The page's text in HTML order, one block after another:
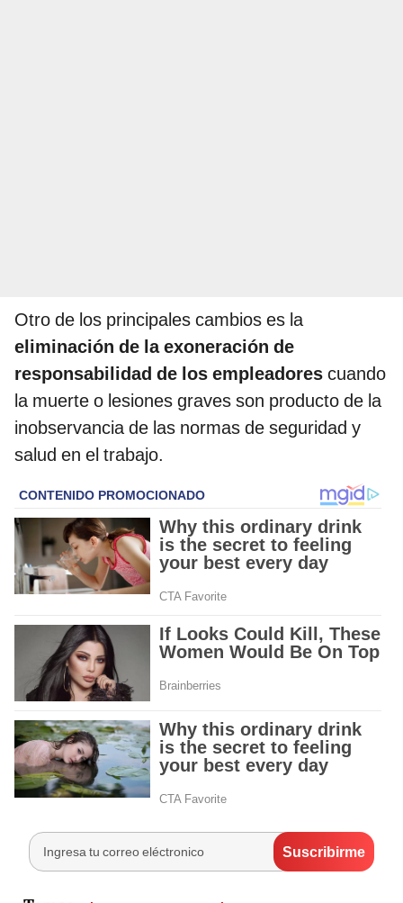
Otro de los principales cambios es la
eliminación de la exoneración de
responsabilidad de los empleadores cuando
la muerte o lesiones graves son producto de la
inobservancia de las normas de seguridad y
salud en el trabajo.